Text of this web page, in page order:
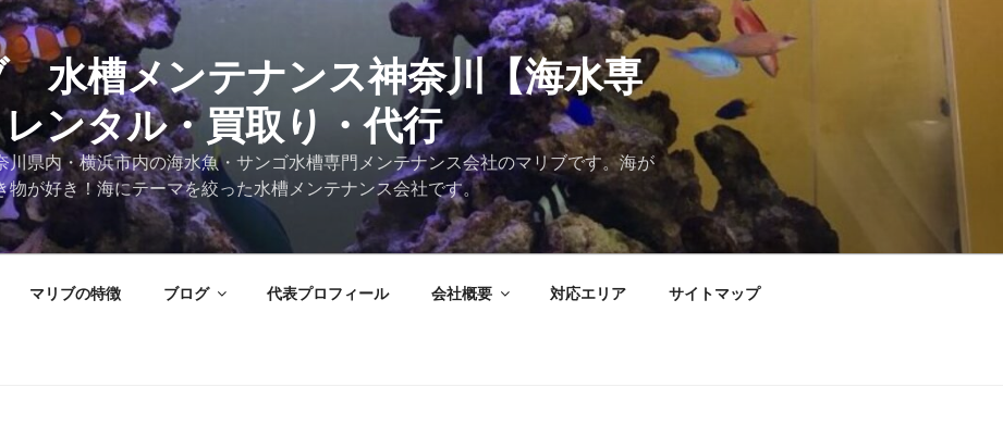
水槽メンテナンス神奈川【海水専
ンタル・買取り・代行
川県内・横浜市内の海水魚・サンゴ水槽専門メンテナンス会社のマリブです。海が
物が好き！海にテーマを絞った水槽メンテナンス会社です。
マリブの特徴 ブログ 代表プロフィール 会社概要 対応エリア サイトマップ